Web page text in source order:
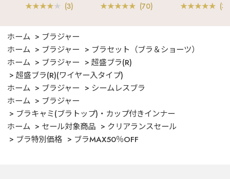
(3) (70) (3)
ホーム
ブラジャー
ホーム
ブラジャー
ブラセット（ブラ＆ショーツ）
ホーム
ブラジャー
超盛ブラ(R)
超盛ブラ(R)(ワイヤー入タイプ)
ホーム
ブラジャー
シームレスブラ
ホーム
ブラジャー
ブラキャミ(ブラトップ)・カップ付きインナー
ホーム
セール対象商品
クリアランスセール
ブラ特別価格
ブラMAX50％OFF